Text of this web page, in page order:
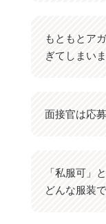
もともとア
ぎてしまいま
面接官は応
「私服可」
どんな服装